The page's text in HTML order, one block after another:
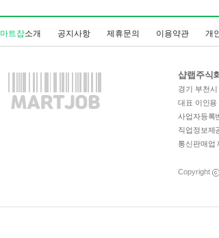
마트잡소개 공지사항 제휴문의 이용약관 개
샵랩주식
경기 부천
대표 이인용
사업자등록
직업정보제
통신판매업
Copyright